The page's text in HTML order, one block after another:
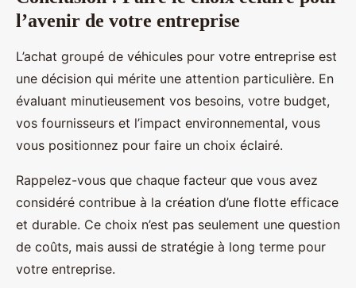
l’avenir de votre entreprise
L’achat groupé de véhicules pour votre entreprise est
une décision qui mérite une attention particulière. En
évaluant minutieusement vos besoins, votre budget,
vos fournisseurs et l’impact environnemental, vous
vous positionnez pour faire un choix éclairé.
Rappelez-vous que chaque facteur que vous avez
considéré contribue à la création d’une flotte efficace
et durable. Ce choix n’est pas seulement une question
de coûts, mais aussi de stratégie à long terme pour
votre entreprise.